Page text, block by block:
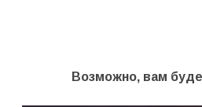
Возможно, вам